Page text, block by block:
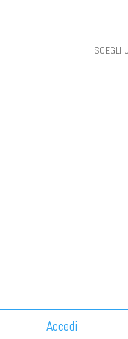
SCEGLI
Accedi